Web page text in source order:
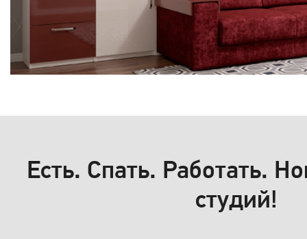
Есть. Спать. Работать.
студий!